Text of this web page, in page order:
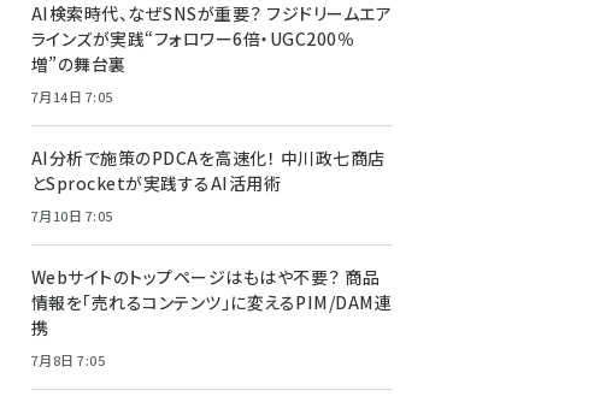
AI検索時代、なぜSNSが重要？ フジドリームエア
ラインズが実践“フォロワー6倍・UGC200％
増”の舞台裏
7月14日 7:05
AI分析で施策のPDCAを高速化！ 中川政七商店
とSprocketが実践するAI活用術
7月10日 7:05
Webサイトのトップページはもはや不要？ 商品
情報を「売れるコンテンツ」に変えるPIM/DAM連
携
7月8日 7:05